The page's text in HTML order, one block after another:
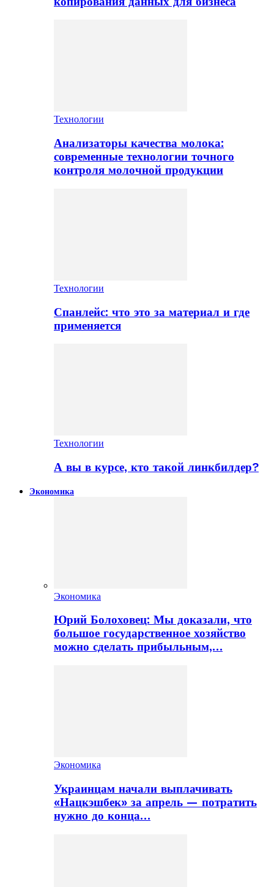
Технологии
Анализаторы качества молока:
современные технологии точного
контроля молочной продукции
Технологии
Спанлейс: что это за материал и где
применяется
Технологии
А вы в курсе, кто такой линкбилдер?
Экономика
Экономика
Юрий Болоховец: Мы доказали, что
большое государственное хозяйство
можно сделать прибыльным,…
Экономика
Украинцам начали выплачивать
«Нацкэшбек» за апрель — потратить
нужно до конца…